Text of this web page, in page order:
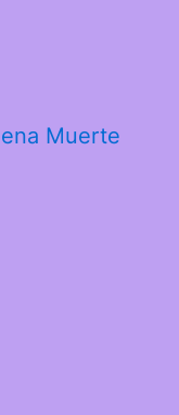
Muerte